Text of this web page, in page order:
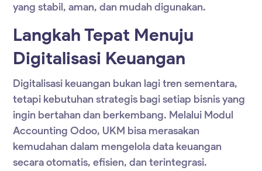
yang stabil, aman, dan mudah digunakan.
Langkah Tepat Menuju
Digitalisasi Keuangan
Digitalisasi keuangan bukan lagi tren sementara,
tetapi kebutuhan strategis bagi setiap bisnis yang
ingin bertahan dan berkembang. Melalui Modul
Accounting Odoo, UKM bisa merasakan
kemudahan dalam mengelola data keuangan
secara otomatis, efisien, dan terintegrasi.